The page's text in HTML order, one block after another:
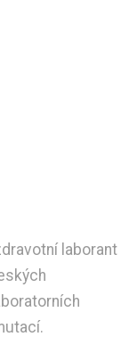
laborant